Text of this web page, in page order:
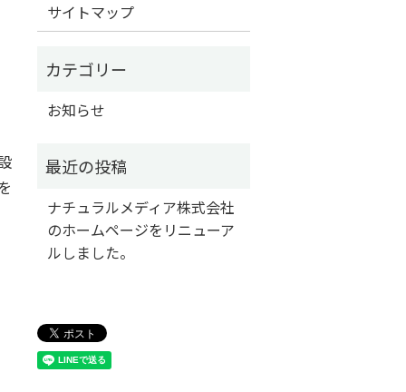
サイトマップ
お知らせ
ナチュラルメディア株式会社
のホームページをリニューア
ルしました。